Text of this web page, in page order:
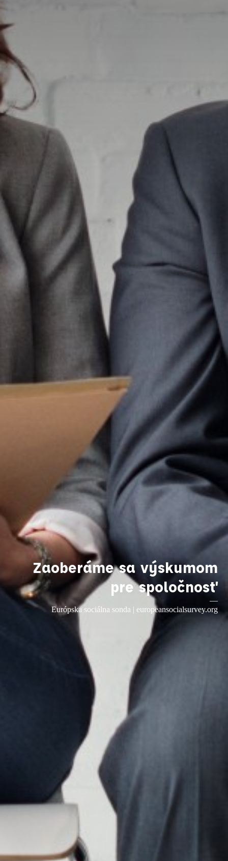
Zaoberáme sa výskumom
pre spoločnosť
—
Európska sociálna sonda | europeansocialsurvey.org